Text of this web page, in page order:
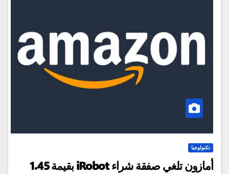
تكنولوجيا
أمازون تلغي صفقة شراء iRobot بقيمة 1.45